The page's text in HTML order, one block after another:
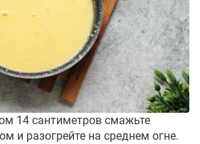
14 сантиметров смажьте
и разогрейте на среднем огне.